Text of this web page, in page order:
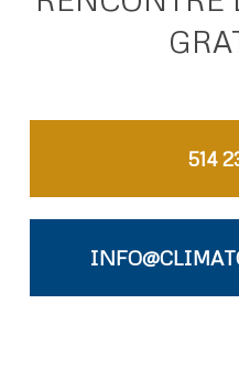
514